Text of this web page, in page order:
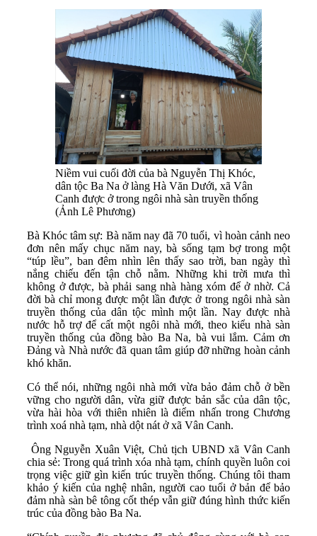
Niềm vui cuối đời của bà Nguyễn Thị Khóc,
dân tộc Ba Na ở làng Hà Văn Dưới, xã Vân
Canh được ở trong ngôi nhà sàn truyền thống
(Ảnh Lê Phương)
Bà Khóc tâm sự: Bà năm nay đã 70 tuổi, vì hoàn cảnh neo
đơn nên mấy chục năm nay, bà sống tạm bợ trong một
“túp lều”, ban đêm nhìn lên thấy sao trời, ban ngày thì
nắng chiếu đến tận chỗ nằm. Những khi trời mưa thì
không ở được, bà phải sang nhà hàng xóm để ở nhờ. Cả
đời bà chỉ mong được một lần được ở trong ngôi nhà sàn
truyền thống của dân tộc mình một lần. Nay được nhà
nước hỗ trợ để cất một ngôi nhà mới, theo kiểu nhà sàn
truyền thống của đồng bào Ba Na, bà vui lắm. Cảm ơn
Đảng và Nhà nước đã quan tâm giúp đỡ những hoàn cảnh
khó khăn.
Có thể nói, những ngôi nhà mới vừa bảo đảm chỗ ở bền
vững cho người dân, vừa giữ được bản sắc của dân tộc,
vừa hài hòa với thiên nhiên là điểm nhấn trong Chương
trình xoá nhà tạm, nhà dột nát ở xã Vân Canh.
Ông Nguyễn Xuân Việt, Chủ tịch UBND xã Vân Canh
chia sẻ: Trong quá trình xóa nhà tạm, chính quyền luôn coi
trọng việc giữ gìn kiến trúc truyền thống. Chúng tôi tham
khảo ý kiến của nghệ nhân, người cao tuổi ở bản để bảo
đảm nhà sàn bê tông cốt thép vẫn giữ đúng hình thức kiến
trúc của đồng bào Ba Na.